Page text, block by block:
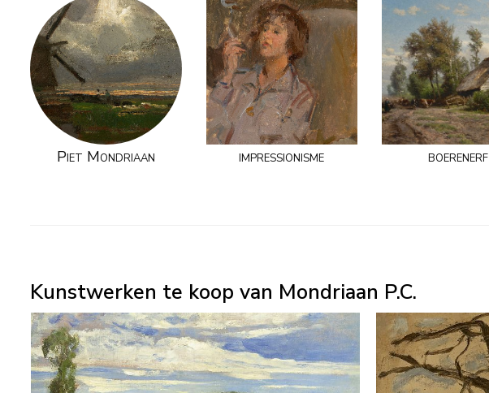
Piet Mondriaan impressionisme boerenerf
Kunstwerken te koop van Mondriaan P.C.